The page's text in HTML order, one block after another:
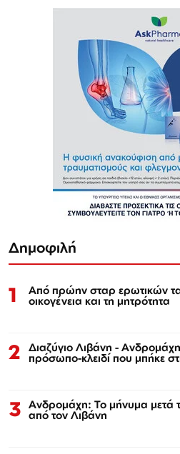
Δημοφιλή
1 Από πρώην σταρ ερωτικών
οικογένεια και τη μητρότητα
2 Διαζύγιο Λιβάνη -
πρόσωπο-κλειδί που μπήκε
3 Ανδρομάχη: Το μήνυμα μετά
από τον Λιβάνη